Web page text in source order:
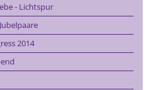
- Lichtspur
2014